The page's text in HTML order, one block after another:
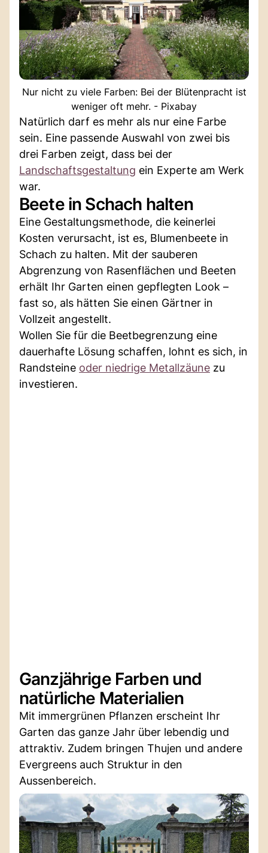
Nur nicht zu viele Farben: Bei der Blütenpracht ist
weniger oft mehr. - Pixabay
Natürlich darf es mehr als nur eine Farbe
sein. Eine passende Auswahl von zwei bis
drei Farben zeigt, dass bei der
Landschaftsgestaltung ein Experte am Werk
war.
Beete in Schach halten
Eine Gestaltungsmethode, die keinerlei
Kosten verursacht, ist es, Blumenbeete in
Schach zu halten. Mit der sauberen
Abgrenzung von Rasenflächen und Beeten
erhält Ihr Garten einen gepflegten Look –
fast so, als hätten Sie einen Gärtner in
Vollzeit angestellt.
Wollen Sie für die Beetbegrenzung eine
dauerhafte Lösung schaffen, lohnt es sich, in
Randsteine oder niedrige Metallzäune zu
investieren.
Ganzjährige Farben und
natürliche Materialien
Mit immergrünen Pflanzen erscheint Ihr
Garten das ganze Jahr über lebendig und
attraktiv. Zudem bringen Thujen und andere
Evergreens auch Struktur in den
Aussenbereich.